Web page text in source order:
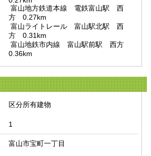
方　0.27km
方　0.31km
0.36km
区分所有建物
1
富山市宝町一丁目